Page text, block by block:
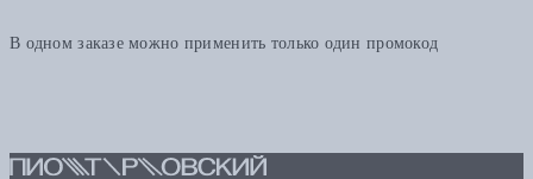
В одном заказе можно применить только один промокод